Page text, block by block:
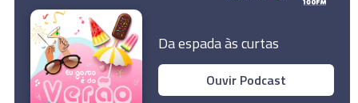
© 2026 Empresa Diário de Notícias, Lda.
Da espada às curtas
Ouvir Podcast